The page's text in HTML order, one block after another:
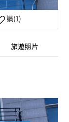
讚(1)
旅遊照片